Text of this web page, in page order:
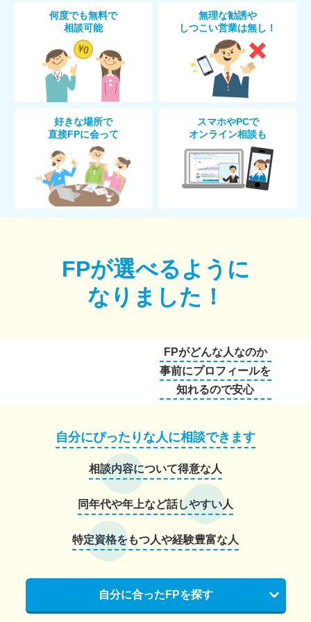
何度でも無料で
相談可能
無理な勧誘や
しつこい営業は無し！
好きな場所で
直接FPに会って
スマホやPCで
オンライン相談も
FPが選べるように
なりました！
FPがどんな人なのか
事前にプロフィールを
知れるので安心
自分にぴったりな人に相談できます
相談内容について得意な人
同年代や年上など話しやすい人
特定資格をもつ人や経験豊富な人
自分に合ったFPを探す